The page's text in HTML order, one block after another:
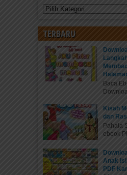
Kategori
TERBARU
Baca
Kisah
dan
Pahala
ebook
Anak
PDF